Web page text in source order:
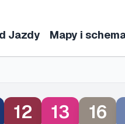
Jazdy Mapy i
12 13 16